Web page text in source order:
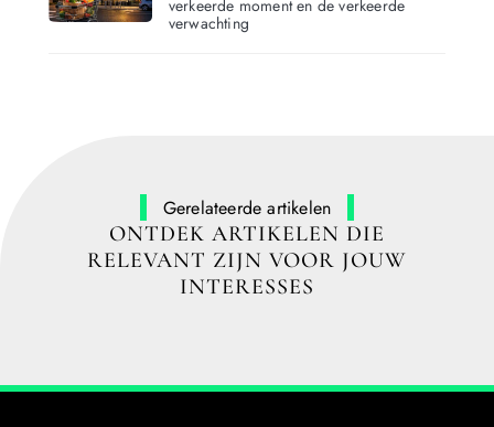
verkeerde moment en de verkeerde
verwachting
Gerelateerde artikelen
ONTDEK ARTIKELEN DIE
RELEVANT ZIJN VOOR JOUW
INTERESSES